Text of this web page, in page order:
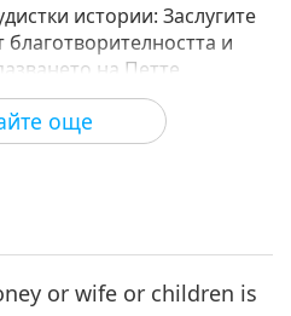
още
истории: Заслугите
благотворителността и
на Петте
и Брама моли
Дарма, част 3 от 10
2019-08-16 7679
и Брама моли
Дарма, част 4 от 10
2019-08-17 7067Преглед
or wife or children is